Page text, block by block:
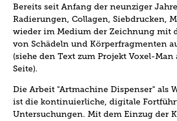
Bereits seit Anfang der neunziger
Radierungen, Collagen, Siebdrucken,
wieder im Medium der Zeichnung mit
von Schädeln und Körperfragmenten
(siehe den Text zum Projekt Voxel-Man
Seite).
Die Arbeit "Artmachine Dispenser" als
ist die kontinuierliche, digitale
Untersuchungen. Mit dem Einzug der